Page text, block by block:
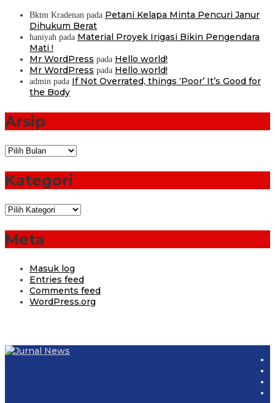
Bktm Kradenan pada Petani Kelapa Minta Pencuri Janur
Dihukum Berat
haniyah pada Material Proyek Irigasi Bikin Pengendara
Mati !
Mr WordPress pada Hello world!
Mr WordPress pada Hello world!
admin pada If Not Overrated, things ‘Poor’ It’s Good for
the Body
Arsip
Arsip
Kategori
Kategori
Meta
Masuk log
Entries feed
Comments feed
WordPress.org